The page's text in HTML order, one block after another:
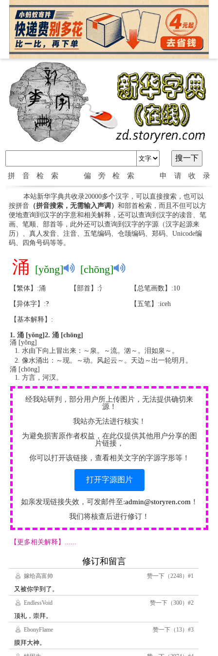
拼音检索 偏旁检索 申请收录
本站新华字典共收录20000多个汉字，可以直接搜索，也可以
按拼音（拼音搜索，无需输入声调） 和部首检索，而且不但可以方
便地查询到汉字的字意和相关解释，还可以查询到汉字的读音、笔
画、笔顺、部首等，此外还可以查询到汉字的字源（汉字起源来
历）、真人发音、注音、五笔编码、仓颉编码、郑码、Unicode编
码、四角号码等等。
涌 [yǒng] [chōng]
【繁体】:涌 【部首】:氵 【总笔画数】:10
【异体字】:? 【五笔】:iceh
【基本解释】:
1. 涌 [yǒng] 2. 涌 [chōng]
涌 [yǒng]
水由下向上冒出来：～泉。～流。汹～。泪如泉～。
像水涌出：～现。～动。风起云～。天边～出一轮明月。
涌 [chōng]
方言，河汊。
经我站研判，部分用户所上传图片，无法提供确切来
源！
我站亦无法进行核实！
为避免损害原作者权益，在此仅提供其他用户分享的图
片链接，
你可以打开该链接，查看相关文字的字源字形等！
打开字源图片
如亲发现链接失效，可发邮件至:admin@storyren.com ！
我们将核查后进行修订！
【更多相关解释】......